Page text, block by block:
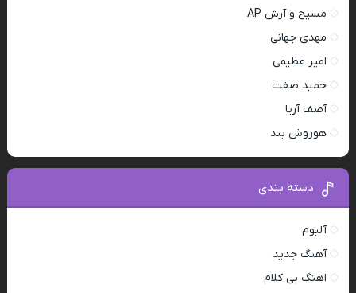
مسیح و آرش AP
مهدی جهانی
امیر عظیمی
حمید صفت
آصف آریا
هوروش بند
دسته بندی
آلبوم
آهنگ جدید
اهنگ بی کلام